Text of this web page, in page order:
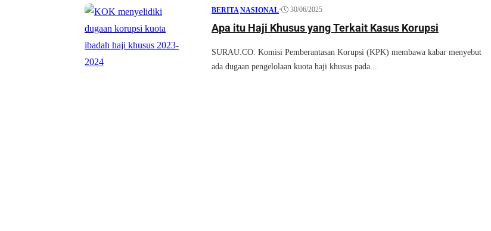
BERITA |NASIONAL• 30/06/2025
Apa itu Haji Khusus yang Terkait Kasus Korupsi
SURAU.CO. Komisi Pemberantasan Korupsi (KPK) membawa kabar menyebut
ada dugaan pengelolaan kuota haji khusus pada...